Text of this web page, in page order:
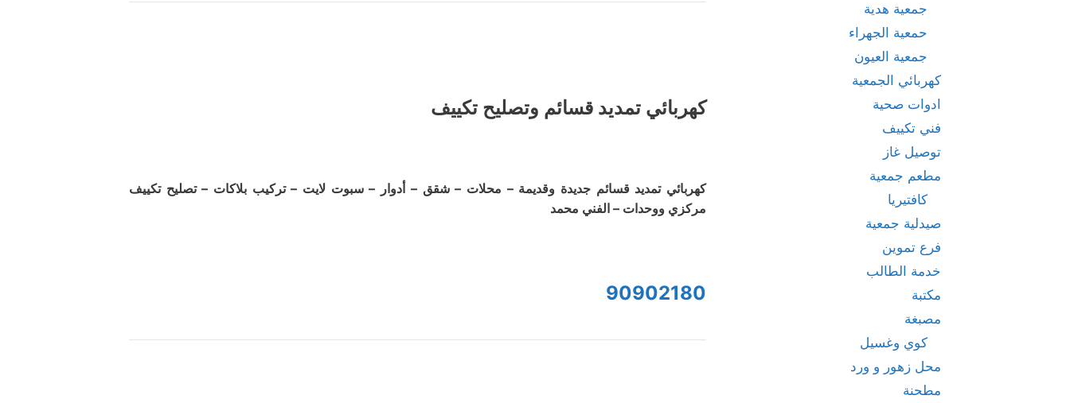
كهربائي تمديد قسائم وتصليح تكييف
كهربائي تمديد قسائم جديدة وقديمة – محلات – شقق – أدوار – سبوت لايت – تركيب بلاكات – تصليح تكييف
مركزي ووحدات – الفني محمد
90902180
جمعية هدية
حمعية الجهراء
جمعية العيون
كهربائي الجمعية
ادوات صحية
فني تكييف
توصيل غاز
مطعم جمعية
كافتيريا
صيدلية جمعية
فرع تموين
خدمة الطالب
مكتبة
مصبغة
كوي وغسيل
محل زهور و ورد
مطحنة